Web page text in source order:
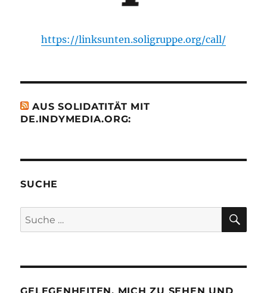
https://linksunten.soligruppe.org/call/
AUS SOLIDATITÄT MIT
DE.INDYMEDIA.ORG:
SUCHE
Suche
nach: